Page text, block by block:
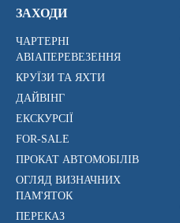
ЗАХОДИ
ЧАРТЕРНІ
АВІАПЕРЕВЕЗЕННЯ
КРУЇЗИ ТА ЯХТИ
ДАЙВІНГ
ЕКСКУРСІЇ
FOR-SALE
ПРОКАТ АВТОМОБІЛІВ
ОГЛЯД ВИЗНАЧНИХ
ПАМ'ЯТОК
ПЕРЕКАЗ